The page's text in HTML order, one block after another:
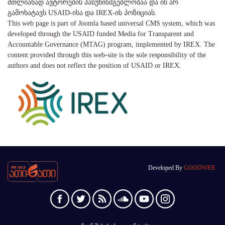
მთლიანად ავტორების პასუხისმგებლობაა და ის არ
გამოხატავს USAID-ისა და IREX-ის პოზიციას.
This web page is part of Joomla based universal CMS system, which was
developed through the USAID funded Media for Transparent and
Accountable Governance (MTAG) program, implemented by IREX. The
content provided through this web-site is the sole responsibility of the
authors and does not reflect the position of USAID or IREX.
Developed By GOODWEB